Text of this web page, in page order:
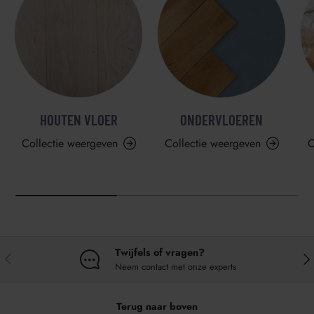
HOUTEN VLOER
Collectie weergeven
ONDERVLOEREN
Collectie weergeven
Twijfels of vragen?
Neem contact met onze experts
Terug naar boven